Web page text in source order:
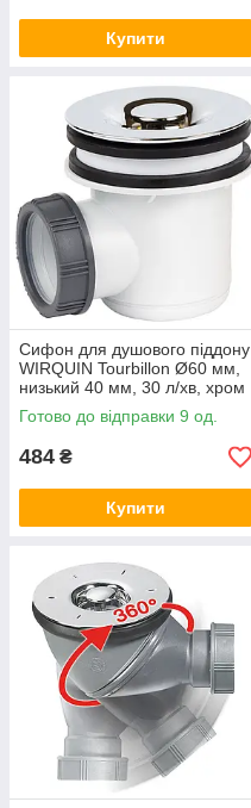
Купити
Сифон для душового піддону
WIRQUIN Tourbillon Ø60 мм,
низький 40 мм, 30 л/хв, хром
Готово до відправки 9 од.
484 ₴
Купити